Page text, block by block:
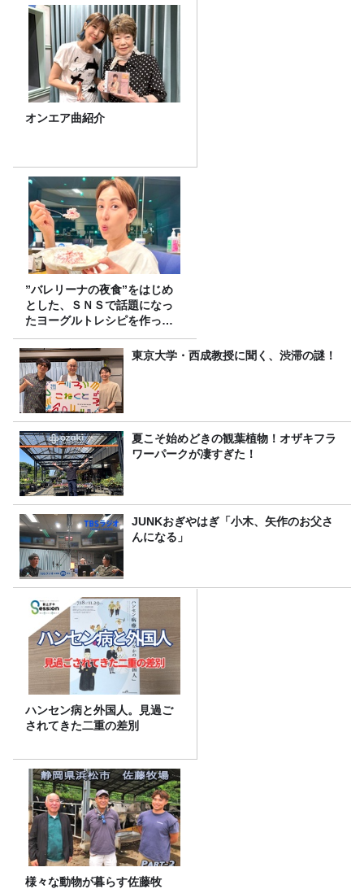
オンエア曲紹介
”バレリーナの夜食”をはじめ
とした、ＳＮＳで話題になっ
たヨーグルトレシピを作って
みた！
東京大学・西成教授に聞く、渋滞の謎！
夏こそ始めどきの観葉植物！オザキフラ
ワーパークが凄すぎた！
JUNKおぎやはぎ「小木、矢作のお父さ
んになる」
ハンセン病と外国人。見過ご
されてきた二重の差別
様々な動物が暮らす佐藤牧